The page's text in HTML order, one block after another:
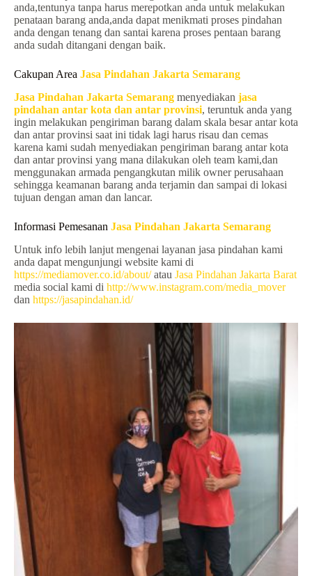
anda,tentunya tanpa harus merepotkan anda untuk melakukan
penataan barang anda,anda dapat menikmati proses pindahan
anda dengan tenang dan santai karena proses pentaan barang
anda sudah ditangani dengan baik.
Cakupan Area Jasa Pindahan Jakarta Semarang
Jasa Pindahan Jakarta Semarang menyediakan jasa
pindahan antar kota dan antar provinsi, teruntuk anda yang
ingin melakukan pengiriman barang dalam skala besar antar kota
dan antar provinsi saat ini tidak lagi harus risau dan cemas
karena kami sudah menyediakan pengiriman barang antar kota
dan antar provinsi yang mana dilakukan oleh team kami,dan
menggunakan armada pengangkutan milik owner perusahaan
sehingga keamanan barang anda terjamin dan sampai di lokasi
tujuan dengan aman dan lancar.
Informasi Pemesanan Jasa Pindahan Jakarta Semarang
Untuk info lebih lanjut mengenai layanan jasa pindahan kami
anda dapat mengunjungi website kami di
https://mediamover.co.id/about/atau Jasa Pindahan Jakarta Barat
media social kami di http://www.instagram.com/media_mover
dan https://jasapindahan.id/